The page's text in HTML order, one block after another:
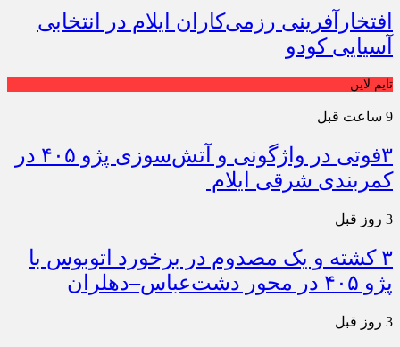
افتخارآفرینی رزمی‌کاران ایلام در انتخابی
آسیایی کودو
تایم لاین
9 ساعت قبل
۳فوتی در واژگونی و آتش‌سوزی پژو ۴۰۵ در
کمربندی شرقی ایلام
3 روز قبل
۳ کشته و یک مصدوم در برخورد اتوبوس با
پژو ۴۰۵ در محور دشت‌عباس–دهلران
3 روز قبل